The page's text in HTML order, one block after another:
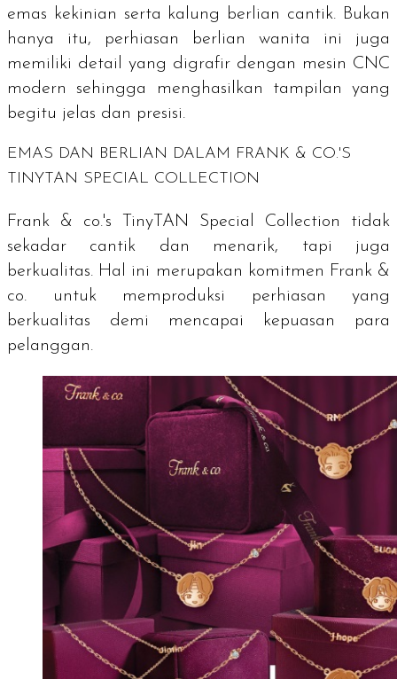
emas kekinian serta kalung berlian cantik. Bukan
hanya itu, perhiasan berlian wanita ini juga
memiliki detail yang digrafir dengan mesin CNC
modern sehingga menghasilkan tampilan yang
begitu jelas dan presisi.
EMAS DAN BERLIAN DALAM FRANK & CO.'S
TINYTAN SPECIAL COLLECTION
Frank & co.'s TinyTAN Special Collection tidak
sekadar cantik dan menarik, tapi juga
berkualitas. Hal ini merupakan komitmen Frank &
co. untuk memproduksi perhiasan yang
berkualitas demi mencapai kepuasan para
pelanggan.